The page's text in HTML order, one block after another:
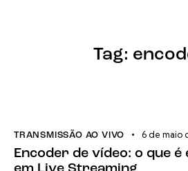
Tag:
TRANSMISSÃO AO VIVO 6 de maio
Encoder de vídeo: o que